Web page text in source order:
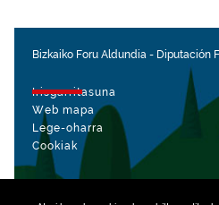
Bizkaiko Foru Aldundia - Diputación
Irisgarritasuna
Web mapa
Lege-oharra
Cookiak